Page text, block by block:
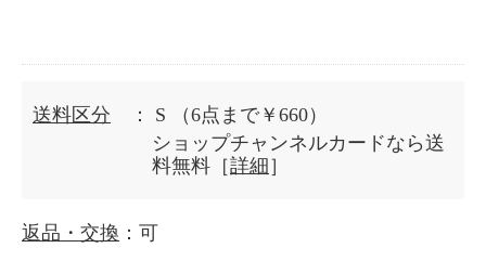
送料区分 ： S
（6点まで￥660）
ショップチャンネルカードなら送
料無料［詳細 ］
返品・交換 ：可